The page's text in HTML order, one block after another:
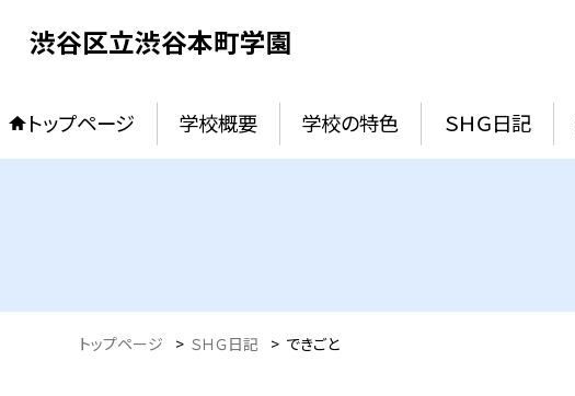
渋谷区立渋谷本町学園
トップページ 学校概要 学校の特色 ＳＨＧ日記
トップページ > ＳＨＧ日記 > できごと